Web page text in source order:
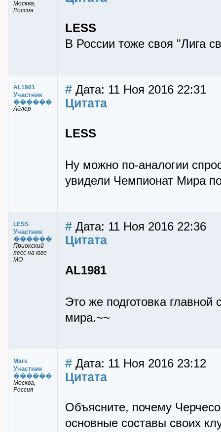
Москва,
Россия
LESS
В России тоже своя "Лига
AL1981
Участник
������
Адлер
# Дата: 11 Ноя 2016 22:31
Цитата
LESS
Ну можно по-аналогии
увидели Чемпионат Мира
LESS
Участник
������
Приокский
лесс на юге
МО
# Дата: 11 Ноя 2016 22:36
Цитата
AL1981
Это же подготовка
мира.~~
Mars
Участник
������
Москва,
Россия
# Дата: 11 Ноя 2016 23:12
Цитата
Объясните, почему
основные составы своих